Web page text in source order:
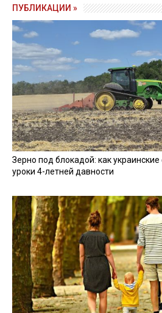
ПУБЛИКАЦИИ »
Зерно под блокадой: как
уроки 4-летней давности